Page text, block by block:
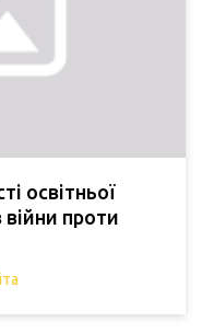
освітньої
проти